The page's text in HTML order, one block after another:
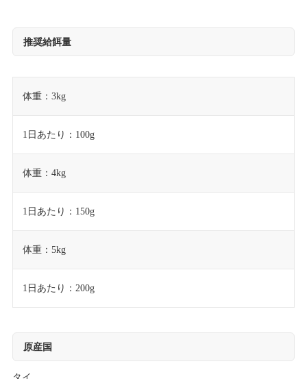
推奨給餌量
体重：3kg
1日あたり：100g
体重：4kg
1日あたり：150g
体重：5kg
1日あたり：200g
原産国